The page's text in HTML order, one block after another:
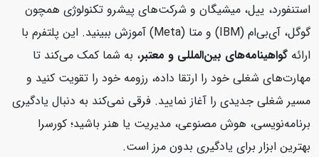
استنفورد، ییل، میشیگان و شرکت‌های پیشرو تکنولوژی همچون
گوگل، آی‌بی‌ام (IBM) و متا (Meta) آموزش ببینید. این پلتفرم با
ارائهگواهینامه‌های بین‌المللی و معتبر، به شما کمک می‌کند تا
مهارت‌های شغلی خود را ارتقا داده، رزومه خود را تقویت کنید و
مسیر شغلی جدیدی را آغاز نمایید. فرقی نمی‌کند به دنبال یادگیری
برنامه‌نویسی، هوش مصنوعی، مدیریت یا هنر باشید؛ کورسرا
بهترین ابزار برای یادگیری بدون مرز است.